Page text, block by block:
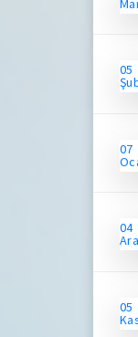
05
07
04
05